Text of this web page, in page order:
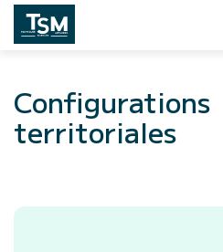
Configurations
territoriales